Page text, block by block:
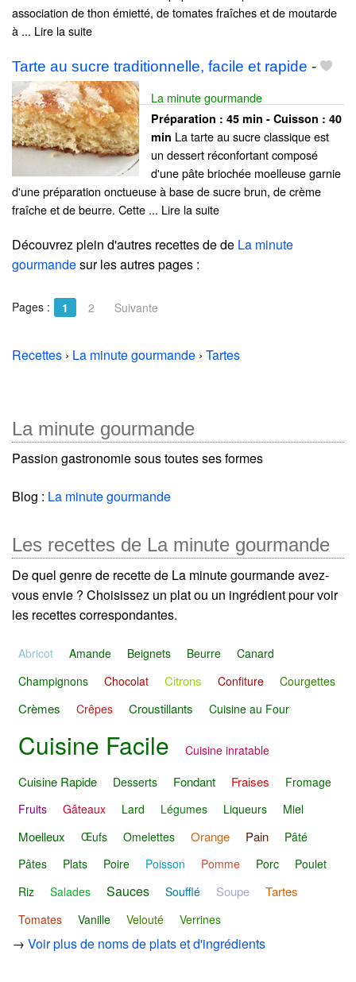
association de thon émietté, de tomates fraîches et de moutarde
à ... Lire la suite
Tarte au sucre traditionnelle, facile et rapide -
La minute gourmande
Préparation : 45 min - Cuisson : 40
min La tarte au sucre classique est
un dessert réconfortant composé
d'une pâte briochée moelleuse garnie
d'une préparation onctueuse à base de sucre brun, de crème
fraîche et de beurre. Cette ... Lire la suite
Découvrez plein d'autres recettes dede La minute
gourmandesur les autres pages :
Pages : 1 2 Suivante
Recettes › La minute gourmande › Tartes
La minute gourmande
Passion gastronomie sous toutes ses formes
Blog : La minute gourmande
Les recettes de La minute gourmande
De quel genre de recette de La minute gourmande avez-
vous envie ? Choisissez un plat ou un ingrédient pour voir
les recettes correspondantes.
Abricot Amande Beignets Beurre
Canard
Champignons
Chocolat Citrons Confiture Courgettes
Crèmes Crêpes Croustillants Cuisine au Four
Cuisine Facile Cuisine inratable
Cuisine Rapide Desserts Fondant Fraises
Fromage
Fruits
Gâteaux Lard Légumes Liqueurs Miel
Moelleux Œufs Omelettes Orange Pain
Pâté
Pâtes
Plats Poire Poisson Pomme Porc
Poulet
Riz
Salades Sauces Soufflé Soupe Tartes
Tomates Vanille Velouté Verrines
→ Voir plus de noms de plats et d'ingrédients